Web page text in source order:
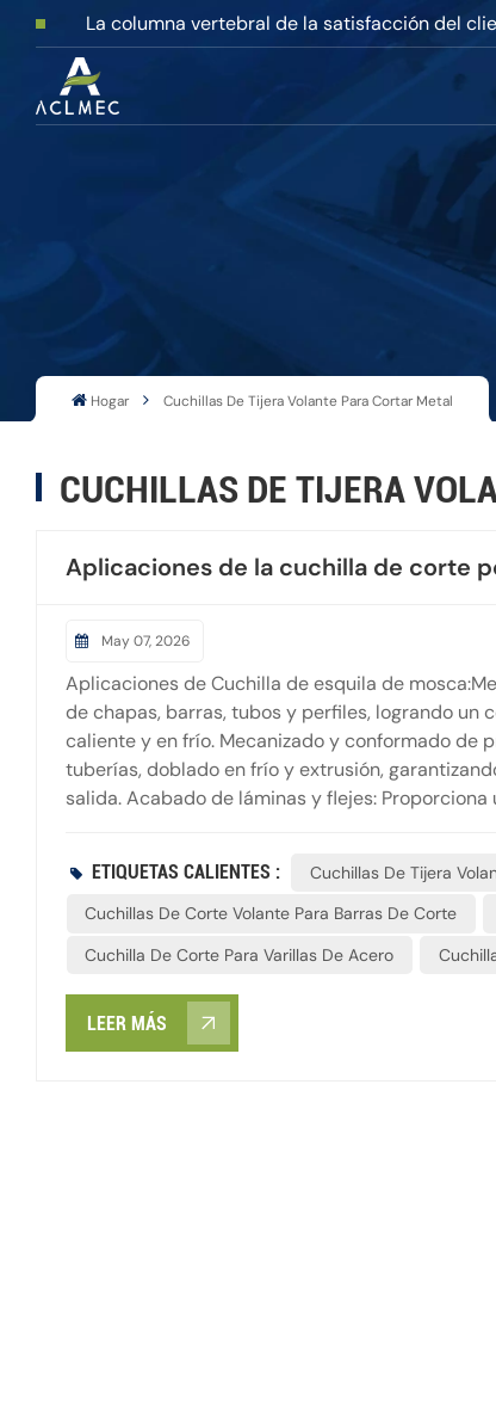
La columna vertebral de la satisfacción del cliente
Hogar Cuchillas De Tijera Volante Para Cortar Metal
CUCHILLAS DE TIJERA
Aplicaciones de la cuchilla de corte
May 07, 2026
Aplicaciones de Cuchilla de esquila de
de chapas, barras, tubos y perfiles, logrando
caliente y en frío. Mecanizado y conformado de
tuberías, doblado en frío y extrusión,
salida. Acabado de láminas y flejes:
continuo de alta velocidad para bobinas,
ETIQUETAS CALIENTES : Cuchillas De Tijera
Cuchillas De Corte Volante Para Barras De Corte
Cuchilla De Corte Para Varillas De Acero
LEER MÁS